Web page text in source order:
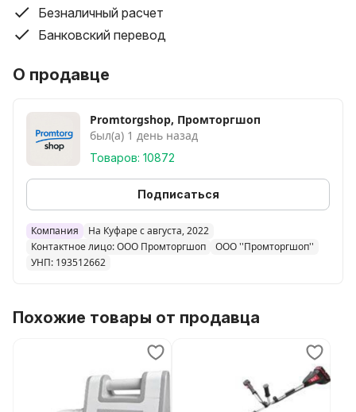
Безналичный расчет
Банковский перевод
О продавце
Promtorgshop, Промторгшоп
был(а) 1 день назад
Товаров: 10872
Подписаться
Компания
На Куфаре с августа, 2022
Контактное лицо: ООО Промторгшоп
ООО ''Промторгшоп''
УНП: 193512662
Похожие товары от продавца